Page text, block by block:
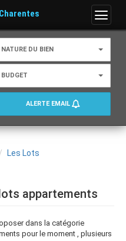
Menu
NATURE DU BIEN
BUDGET
ALERTE EMAIL
Les Lots
appartements
dans la catégorie
pour le moment , plusieurs